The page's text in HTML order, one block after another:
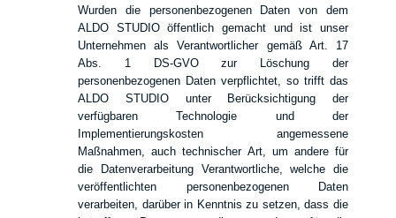
Wurden die personenbezogenen Daten von dem
ALDO STUDIO öffentlich gemacht und ist unser
Unternehmen als Verantwortlicher gemäß Art. 17
Abs. 1 DS-GVO zur Löschung der
personenbezogenen Daten verpflichtet, so trifft das
ALDO STUDIO unter Berücksichtigung der
verfügbaren Technologie und der
Implementierungskosten angemessene
Maßnahmen, auch technischer Art, um andere für
die Datenverarbeitung Verantwortliche, welche die
veröffentlichten personenbezogenen Daten
verarbeiten, darüber in Kenntnis zu setzen, dass die